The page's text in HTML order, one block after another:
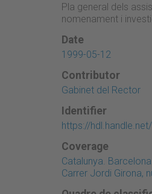
Pla general dels
nomenament i
Date
1999-05-12
Contributor
Gabinet del Rector
Identifier
https://
Coverage
Catalunya.
Carrer Jordi Girona,